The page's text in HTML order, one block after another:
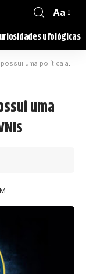
Aa
ufológicas
abrangente sobre OVNIs
uma